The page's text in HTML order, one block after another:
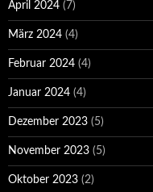
April 2024 (7)
März 2024 (4)
Februar 2024 (4)
Januar 2024 (4)
Dezember 2023 (5)
November 2023 (5)
Oktober 2023 (2)